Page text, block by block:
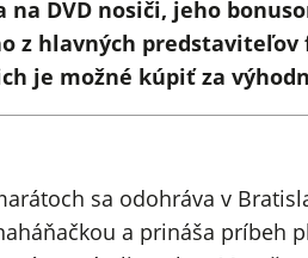
DVD nosiči, jeho
z hlavných
je možné kúpiť za
sa odohráva v
a prináša príbeh